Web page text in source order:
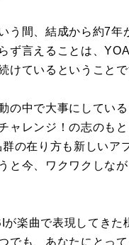
う間、結成から約7年
ず言えることは、
けているということで
の中で大事にしている
ャレンジ！の志のも
の在り方も新しいア
と今、ワクワクしな
楽曲で表現してきた
でも、あなたにとっ